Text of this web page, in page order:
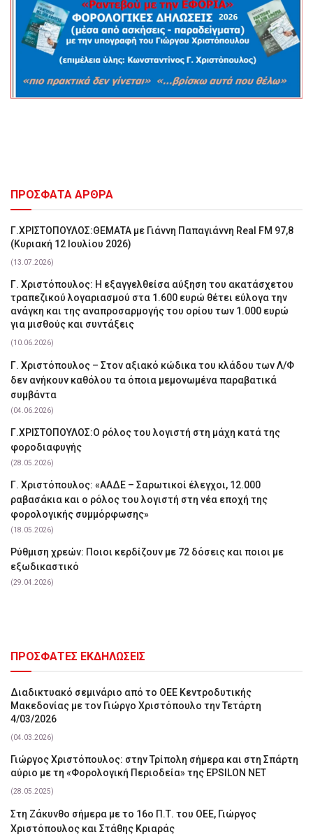
ΠΡΟΣΦΑΤΑ ΑΡΘΡΑ
Γ.ΧΡΙΣΤΟΠΟΥΛΟΣ:ΘΕΜΑΤΑ με Γιάννη Παπαγιάννη Real FM 97,8
(Κυριακή 12 Ιουλίου 2026)
(13.07.2026)
Γ. Χριστόπουλος: Η εξαγγελθείσα αύξηση του ακατάσχετου
τραπεζικού λογαριασμού στα 1.600 ευρώ θέτει εύλογα την
ανάγκη και της αναπροσαρμογής του ορίου των 1.000 ευρώ
για μισθούς και συντάξεις
(10.06.2026)
Γ. Χριστόπουλος – Στον αξιακό κώδικα του κλάδου των Λ/Φ
δεν ανήκουν καθόλου τα όποια μεμονωμένα παραβατικά
συμβάντα
(04.06.2026)
Γ.ΧΡΙΣΤΟΠΟΥΛΟΣ:Ο ρόλος του λογιστή στη μάχη κατά της
φοροδιαφυγής
(28.05.2026)
Γ. Χριστόπουλος: «ΑΑΔΕ – Σαρωτικοί έλεγχοι, 12.000
ραβασάκια και ο ρόλος του λογιστή στη νέα εποχή της
φορολογικής συμμόρφωσης»
(18.05.2026)
Ρύθμιση χρεών: Ποιοι κερδίζουν με 72 δόσεις και ποιοι με
εξωδικαστικό
(29.04.2026)
ΠΡΟΣΦΑΤΕΣ ΕΚΔΗΛΩΣΕΙΣ
Διαδικτυακό σεμινάριο από το ΟΕΕ Κεντροδυτικής
Μακεδονίας με τον Γιώργο Χριστόπουλο την Τετάρτη
4/03/2026
(04.03.2026)
Γιώργος Χριστόπουλος: στην Τρίπολη σήμερα και στη Σπάρτη
αύριο με τη «Φορολογική Περιοδεία» της EPSILON NET
(28.05.2025)
Στη Ζάκυνθο σήμερα με το 16ο Π.Τ. του ΟΕΕ, Γιώργος
Χριστόπουλος και Στάθης Κριαράς